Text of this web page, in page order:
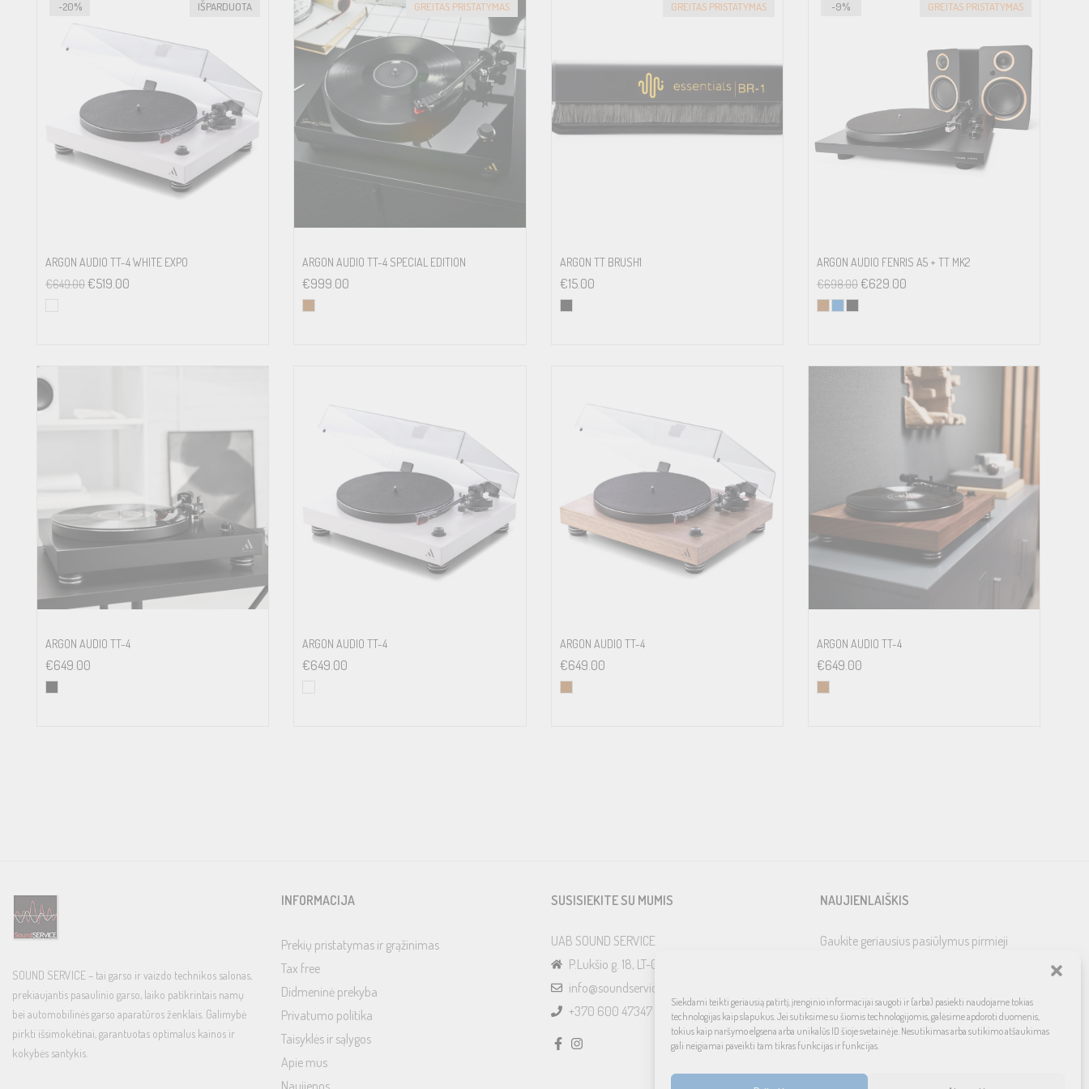
Siekdami teikti geriausią patirtį, įrenginio informacijai saugoti ir (arba) pasiekti naudojame tokias
technologijas kaip slapukus. Jei sutiksime su šiomis technologijomis, galėsime apdoroti duomenis,
tokius kaip naršymo elgsena arba unikalūs ID šioje svetainėje. Nesutikimas arba sutikimo atšaukimas
gali neigiamai paveikti tam tikras funkcijas ir funkcijas.
Stainless steel
Wow & flutter 33: ±0.10 % 45: ±0.09 %
Speed variance 33: ±0.13 % 45: ±0.10 %
Tonearm 9” aluminium, S-shape
10 – 30mN
Included accessories 15 volts DC / 0.8A power supply, dust cover
110/120 or 230/240 Volt – 50 or 60 Hz
Dimensions 460 x 131 x 351 mm (WxHxD) lid closed
-20% IŠPARDUOTA
ARGON AUDIO TT-4 WHITE EXPO
€649.00€519.00
GREITAS PRISTATYMAS
ARGON AUDIO TT-4 SPECIAL EDITION
€999.00
GREITAS PRISTATYMAS
ARGON TT BRUSH1
€15.00
-9% GREITAS PRISTATYMAS
ARGON AUDIO FENRIS A5 + TT MK2
€698.00€629.00
ARGON AUDIO TT-4
€649.00
ARGON AUDIO TT-4
€649.00
ARGON AUDIO TT-4
€649.00
ARGON AUDIO TT-4
€649.00
SOUND SERVICE – tai garso ir vaizdo technikos salonas,
prekiaujantis pasaulinio garso, laiko patikrintais namų
bei automobilinės garso aparatūros ženklais. Galimybė
pirkti išsimokėtinai, garantuotas optimalus kainos ir
kokybės santykis.
INFORMACIJA
Prekių pristatymas ir grąžinimas
Tax free
Didmeninė prekyba
Privatumo politika
Taisyklės ir sąlygos
Apie mus
Naujienos
SUSISIEKITE SU MUMIS
UAB SOUND SERVICE
P.Lukšio g. 18, LT-08222, Vilnius
info@soundservice.lt
+370 600 47347
NAUJIENLAIŠKIS
Gaukite geriausius pasiūlymus pirmieji